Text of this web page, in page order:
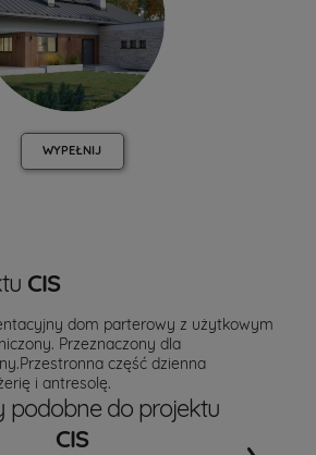
WYPEŁNIJ
CIS
dom parterowy z użytkowym
Przeznaczony dla
część dzienna
i antresolę.
podobne do projektu
CIS